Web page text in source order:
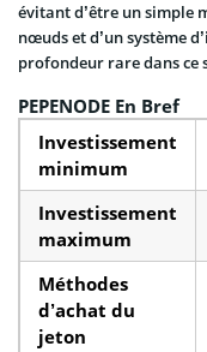
évitant d’être un simple
nœuds et d’un système
profondeur rare dans ce
PEPENODE En Bref
Investissement
minimum
Investissement
maximum
Méthodes
d’achat du
jeton